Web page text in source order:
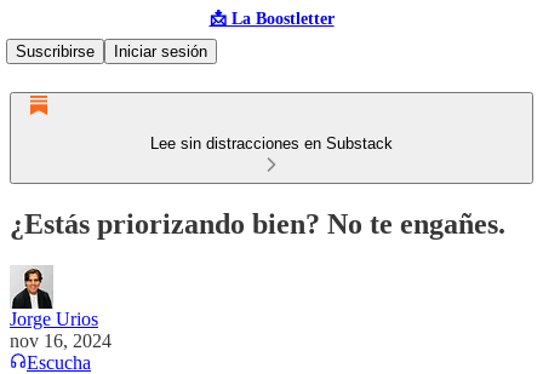
📩 La Boostletter
Suscribirse
Iniciar sesión
Lee sin distracciones en Substack
¿Estás priorizando bien? No te engañes.
Jorge Urios
nov 16, 2024
Escucha